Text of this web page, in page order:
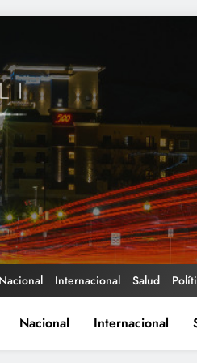
Nacional Internacional Salud
Nacional Internacional